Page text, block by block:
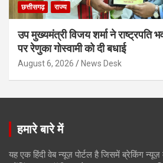
छत्तीसगढ़ राज्य
उप मुख्यमंत्री विजय शर्मा ने
पर रेणुका गोस्वामी को दी बधाई
August 6, 2026 News Desk
हमारे बारे में
यह एक हिंदी वेब न्यूज़ पोर्टल है जिसमें ब्रेकिंग न्यूज़